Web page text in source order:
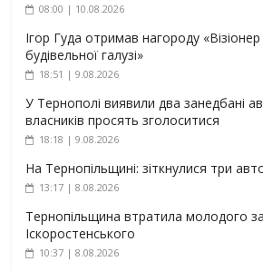
08:00 | 10.08.2026
Ігор Гуда отримав нагороду «Візіонер
будівельної галузі»
18:51 | 9.08.2026
У Тернополі виявили два занедбані
власників просять зголоситися
18:18 | 9.08.2026
На Тернопільщині: зіткнулися три
13:17 | 8.08.2026
Тернопільщина втратила молодого
Іскоростенського
10:37 | 8.08.2026